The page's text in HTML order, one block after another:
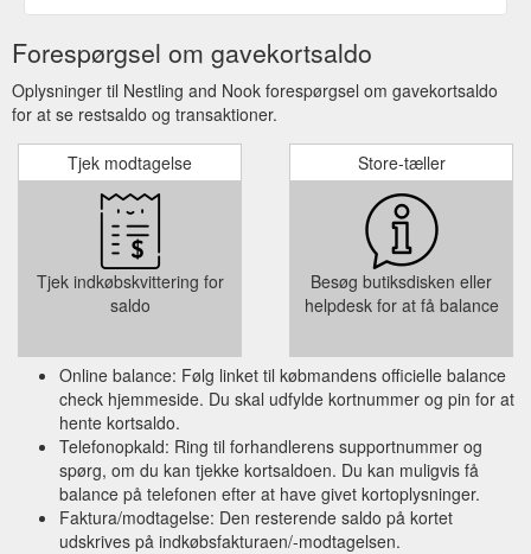
Forespørgsel om gavekortsaldo
Oplysninger til Nestling and Nook forespørgsel om gavekortsaldo
for at se restsaldo og transaktioner.
Tjek modtagelse
Tjek indkøbskvittering for
saldo
Store-tæller
Besøg butiksdisken eller
helpdesk for at få balance
Online balance: Følg linket til købmandens officielle balance
check hjemmeside. Du skal udfylde kortnummer og pin for at
hente kortsaldo.
Telefonopkald: Ring til forhandlerens supportnummer og
spørg, om du kan tjekke kortsaldoen. Du kan muligvis få
balance på telefonen efter at have givet kortoplysninger.
Faktura/modtagelse: Den resterende saldo på kortet
udskrives på indkøbsfakturaen/-modtagelsen.